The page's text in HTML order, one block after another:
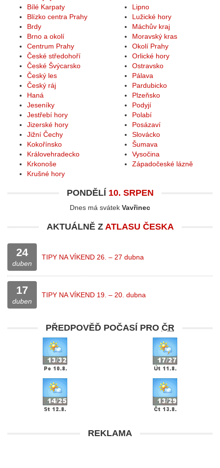
Bílé Karpaty
Blízko centra Prahy
Brdy
Brno a okolí
Centrum Prahy
České středohoří
České Švýcarsko
Český les
Český ráj
Haná
Jeseníky
Jestřebí hory
Jizerské hory
Jižní Čechy
Kokořínsko
Královehradecko
Krkonoše
Krušné hory
Lipno
Lužické hory
Máchův kraj
Moravský kras
Okolí Prahy
Orlické hory
Ostravsko
Pálava
Pardubicko
Plzeňsko
Podyjí
Polabí
Posázaví
Slovácko
Šumava
Vysočina
Západočeské lázně
PONDĚLÍ 10. SRPEN
Dnes má svátek Vavřinec
AKTUÁLNĚ Z ATLASU ČESKA
24
duben
TIPY NA VÍKEND 26. – 27 dubna
17
duben
TIPY NA VÍKEND 19. – 20. dubna
PŘEDPOVĚĎ POČASÍ PRO ČR
REKLAMA